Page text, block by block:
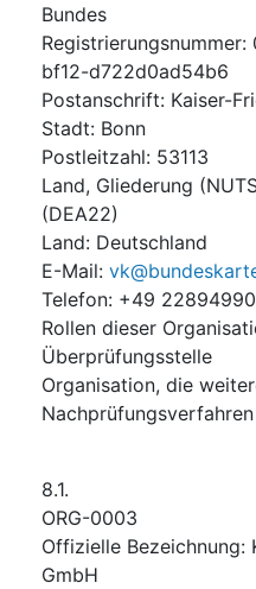
Bundes
Registrierungsnummer:
bf12-d722d0ad54b6
Postanschrift: Kaiser-
Stadt: Bonn
Postleitzahl: 53113
Land, Gliederung
(DEA22)
Land: Deutschland
E-Mail:
Telefon: +49 22894990
Rollen dieser
Überprüfungsstelle
Organisation, die
8.1.
ORG-0003
Offizielle Bezeichnung:
GmbH